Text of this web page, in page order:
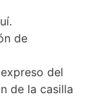
de
del
de la casilla